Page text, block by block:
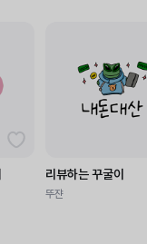
리뷰하는 꾸굴이
뚜쟌